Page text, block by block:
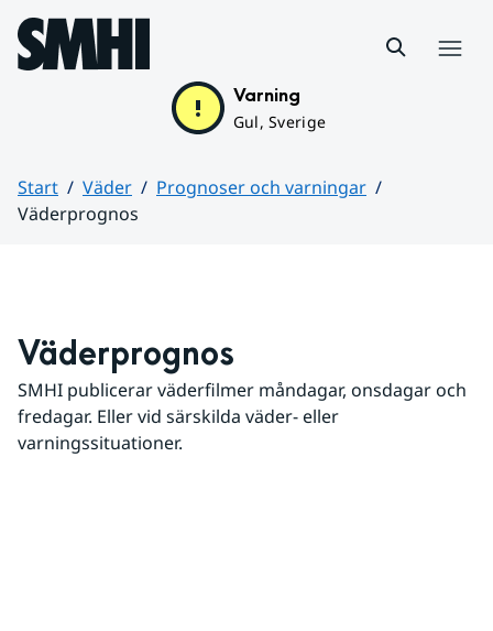
Hoppa till sidans innehåll
Varning
Gul, Sverige
Start Väder
Prognoser och varningar
Väderprognos
Väderprognos
SMHI publicerar väderfilmer måndagar, onsdagar och
fredagar. Eller vid särskilda väder- eller
varningssituationer.